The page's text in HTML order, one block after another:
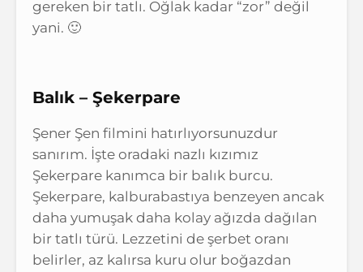
gereken bir tatlı. Oğlak kadar “zor” değil
yani. 🙂
Balık – Şekerpare
Şener Şen filmini hatırlıyorsunuzdur
sanırım. İşte oradaki nazlı kızımız
Şekerpare kanımca bir balık burcu.
Şekerpare, kalburabastıya benzeyen ancak
daha yumuşak daha kolay ağızda dağılan
bir tatlı türü. Lezzetini de şerbet oranı
belirler, az kalırsa kuru olur boğazdan